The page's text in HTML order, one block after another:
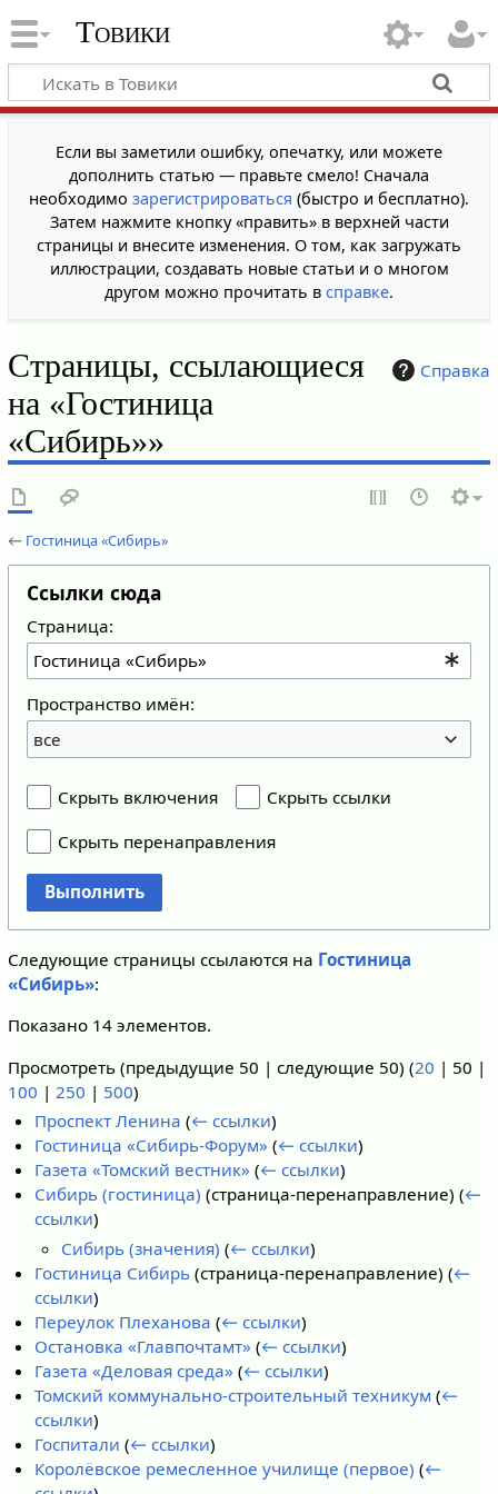
Товики
Если вы заметили ошибку, опечатку, или можете
дополнить статью — правьте смело! Сначала
необходимо зарегистрироваться (быстро и бесплатно).
Затем нажмите кнопку «править» в верхней части
страницы и внесите изменения. О том, как загружать
иллюстрации, создавать новые статьи и о многом
другом можно прочитать в справке.
Справка
Страницы, ссылающиеся
на «Гостиница
«Сибирь»»
← Гостиница «Сибирь»
Ссылки сюда
Страница:
Пространство имён:
все
Скрыть включения
Скрыть ссылки
Скрыть перенаправления
Выполнить
Следующие страницы ссылаются на Гостиница
«Сибирь»:
Показано 14 элементов.
Просмотреть (предыдущие 50 | следующие 50) (20 | 50 |
100 | 250 | 500)
Проспект Ленина (← ссылки)
Гостиница «Сибирь-Форум» (← ссылки)
Газета «Томский вестник» (← ссылки)
Сибирь (гостиница) (страница-перенаправление)(←
ссылки)
Сибирь (значения) (← ссылки)
Гостиница Сибирь (страница-перенаправление)(←
ссылки)
Переулок Плеханова (← ссылки)
Остановка «Главпочтамт» (← ссылки)
Газета «Деловая среда» (← ссылки)
Томский коммунально-строительный техникум (←
ссылки)
Госпитали (← ссылки)
Королёвское ремесленное училище (первое) (←